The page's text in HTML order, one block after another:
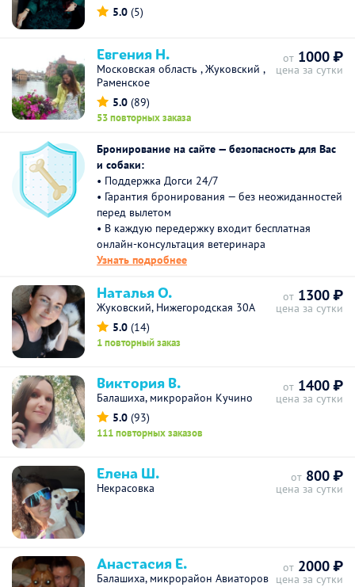
5.0 (5)
Евгения Н.
Московская область , Жуковский ,
Раменское
5.0 (89)
53 повторных заказа
от 1000 ₽
цена за сутки
Бронирование на сайте — безопасность для Вас
и собаки:
• Поддержка Догси 24/7
• Гарантия бронирования — без неожиданностей
перед вылетом
• В каждую передержку входит бесплатная
онлайн-консультация ветеринара
Узнать подробнее
Наталья О.
Жуковский, Нижегородская 30А
5.0 (14)
1 повторный заказ
от 1300 ₽
цена за сутки
Виктория В.
Балашиха, микрорайон Кучино
5.0 (93)
111 повторных заказов
от 1400 ₽
цена за сутки
Елена Ш.
Некрасовка
от 800 ₽
цена за сутки
Анастасия Е.
Балашиха, микрорайон Авиаторов
от 2000 ₽
цена за сутки